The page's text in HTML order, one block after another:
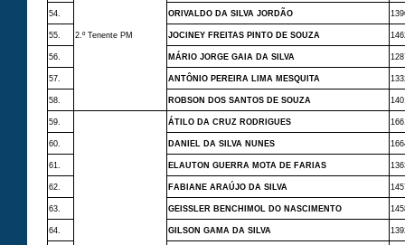
2.º Tenente PM
54. ORIVALDO DA SILVA JORDÃO
55. JOCINEY FREITAS PINTO DE SOUZA
56. MÁRIO JORGE GAIA DA SILVA
57. ANTÔNIO PEREIRA LIMA MESQUITA
58. ROBSON DOS SANTOS DE SOUZA
59. ÁTILO DA CRUZ RODRIGUES
60. DANIEL DA SILVA NUNES
61. ELAUTON GUERRA MOTA DE FARIAS
62. FABIANE ARAÚJO DA SILVA
63. GEISSLER BENCHIMOL DO NASCIMENTO
64. GILSON GAMA DA SILVA